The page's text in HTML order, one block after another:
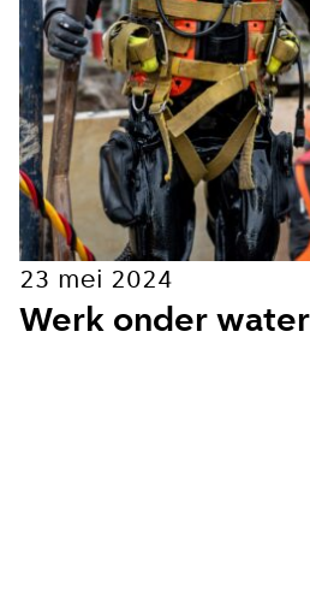
Hoe vaak wil je
Bij elk nieuw
Wekelijks
Maandelijks
Werk onder water
23 mei 2024